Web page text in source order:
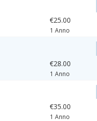
€25.00
1 Anno
€28.00
1 Anno
€35.00
1 Anno